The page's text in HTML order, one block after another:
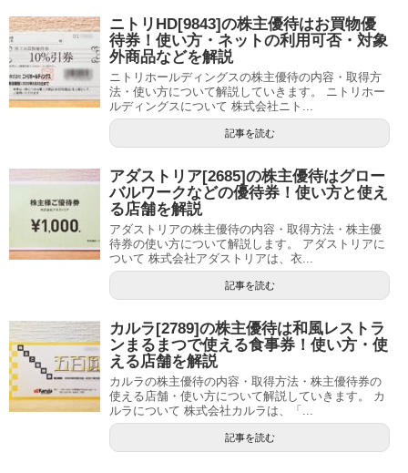
ニトリHD[9843]の株主優待はお買物優
待券！使い方・ネットの利用可否・対象
外商品などを解説
ニトリホールディングスの株主優待の内容・取得方
法・使い方について解説していきます。 ニトリホー
ルディングスについて 株式会社ニト...
記事を読む
アダストリア[2685]の株主優待はグロー
バルワークなどの優待券！使い方と使え
る店舗を解説
アダストリアの株主優待の内容・取得方法・株主優
待券の使い方について解説します。 アダストリアに
ついて 株式会社アダストリアは、衣...
記事を読む
カルラ[2789]の株主優待は和風レストラ
ンまるまつで使える食事券！使い方・使
える店舗を解説
カルラの株主優待の内容・取得方法・株主優待券の
使える店舗・使い方について解説していきます。 カ
ルラについて 株式会社カルラは、「...
記事を読む